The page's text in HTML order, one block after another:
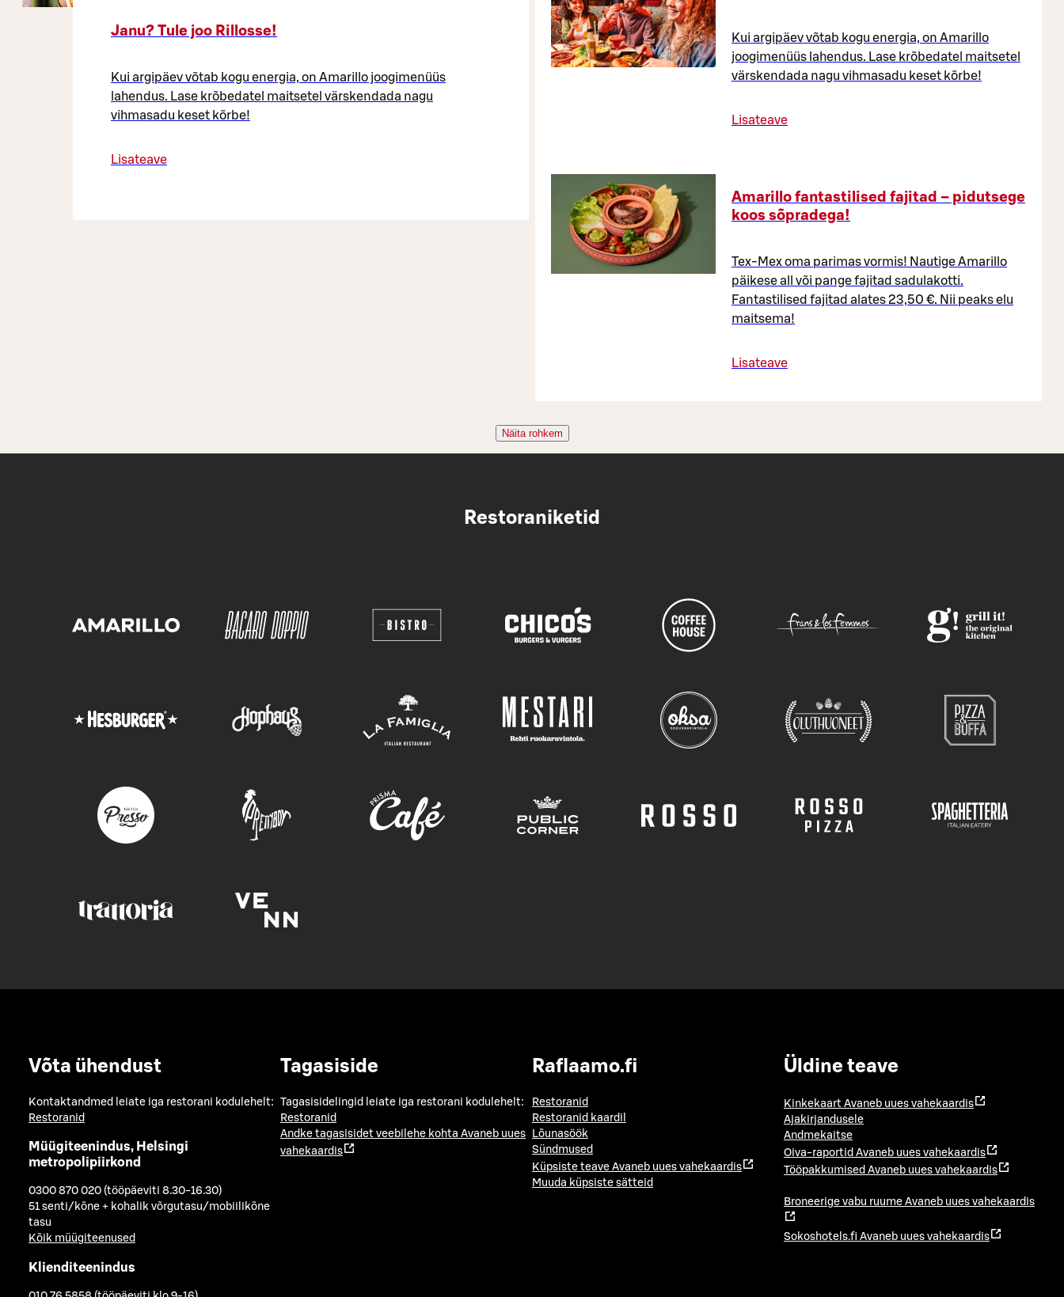
Janu? Tule joo Rillosse!
Kui argipäev võtab kogu energia, on Amarillo joogimenüüs
lahendus. Lase krõbedatel maitsetel värskendada nagu
vihmasadu keset kõrbe!
Lisateave
Kui argipäev võtab kogu energia, on Amarillo
joogimenüüs lahendus. Lase krõbedatel maitsetel
värskendada nagu vihmasadu keset kõrbe!
Lisateave
Amarillo fantastilised fajitad – pidutsege
koos sõpradega!
Tex-Mex oma parimas vormis! Nautige Amarillo
päikese all või pange fajitad sadulakotti.
Fantastilised fajitad alates 23,50 €. Nii peaks elu
maitsema!
Lisateave
Näita rohkem
Restoraniketid
Võta ühendust
Kontaktandmed leiate iga restorani kodulehelt:
Restoranid
Müügiteenindus, Helsingi
metropolipiirkond
0300 870 020 (tööpäeviti 8.30-16.30)
51 senti/kõne + kohalik võrgutasu/mobiilikõne
tasu
Kõik müügiteenused
Klienditeenindus
Tagasiside
Tagasisidelingid leiate iga restorani kodulehelt:
Restoranid
Andke tagasisidet veebilehe kohta Avaneb uues
vahekaardis
Raflaamo.fi
Restoranid
Restoranid kaardil
Lõunasöök
Sündmused
Küpsiste teave Avaneb uues vahekaardis
Muuda küpsiste sätteid
Üldine teave
Kinkekaart Avaneb uues vahekaardis
Ajakirjandusele
Andmekaitse
Oiva-raportid Avaneb uues vahekaardis
Tööpakkumised Avaneb uues vahekaardis
Broneerige vabu ruume Avaneb uues vahekaardis
Sokoshotels.fi Avaneb uues vahekaardis